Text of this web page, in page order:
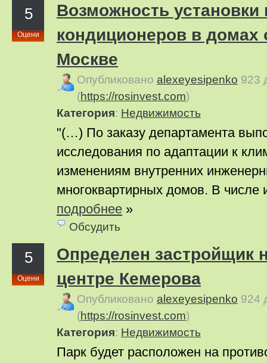
5
Оцени
Возможность
кондиционеров в домах
Москве
Опубликовано alexeyesipenko 923
(https://rosinvest.com)
Категория: Недвижимость
"(…) По заказу департамента
исследования по адаптации к
изменениям внутренних
многоквартирных домов. В числе
подробнее »
Обсудить
5
Оцени
Определен застройщик
центре Кемерова
Опубликовано alexeyesipenko 924
(https://rosinvest.com)
Категория: Недвижимость
Парк будет расположен на